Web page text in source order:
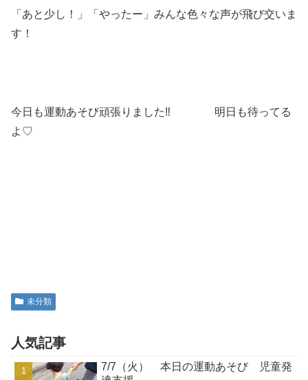
「あと少し！」「やったー」みんな色々な声が飛び交いま
す！
今日も運動あそび頑張りました‼ 明日も待ってる
よ♡
未分類
人気記事
7/7（火） 本日の運動あそび 児童発